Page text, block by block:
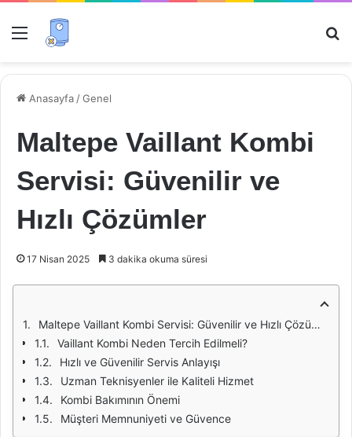
Menü
Anasayfa /Genel
Maltepe Vaillant Kombi
Servisi: Güvenilir ve
Hızlı Çözümler
17 Nisan 2025 3 dakika okuma süresi
Maltepe Vaillant Kombi Servisi: Güvenilir ve Hızlı Çözümler
Vaillant Kombi Neden Tercih Edilmeli?
Hızlı ve Güvenilir Servis Anlayışı
Uzman Teknisyenler ile Kaliteli Hizmet
Kombi Bakımının Önemi
Müşteri Memnuniyeti ve Güvence